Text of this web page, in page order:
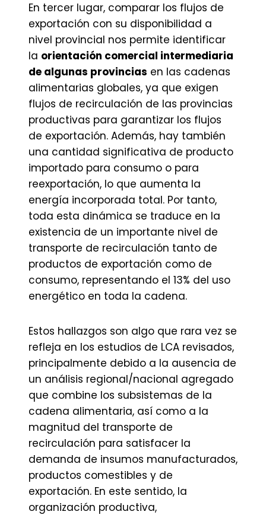
En tercer lugar, comparar los flujos de
exportación con su disponibilidad a
nivel provincial nos permite identificar
la orientación comercial intermediaria
de algunas provincias en las cadenas
alimentarias globales, ya que exigen
flujos de recirculación de las provincias
productivas para garantizar los flujos
de exportación. Además, hay también
una cantidad significativa de producto
importado para consumo o para
reexportación, lo que aumenta la
energía incorporada total. Por tanto,
toda esta dinámica se traduce en la
existencia de un importante nivel de
transporte de recirculación tanto de
productos de exportación como de
consumo, representando el 13% del uso
energético en toda la cadena.
Estos hallazgos son algo que rara vez se
refleja en los estudios de LCA revisados,
principalmente debido a la ausencia de
un análisis regional/nacional agregado
que combine los subsistemas de la
cadena alimentaria, así como a la
magnitud del transporte de
recirculación para satisfacer la
demanda de insumos manufacturados,
productos comestibles y de
exportación. En este sentido, la
organización productiva,